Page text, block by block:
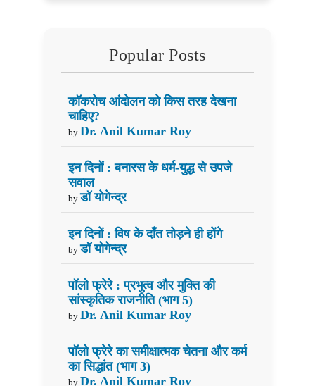
Popular Posts
कॉकरोच आंदोलन को किस तरह देखना
चाहिए?
by Dr. Anil Kumar Roy
इन दिनों : बनारस के धर्म-युद्ध से उपजे
सवाल
by डॉ योगेन्द्र
इन दिनों : विष के दाँत तोड़ने ही होंगे
by डॉ योगेन्द्र
पॉलो फ्रेरे : प्रभुत्व और मुक्ति की
सांस्कृतिक राजनीति (भाग 5)
by Dr. Anil Kumar Roy
पॉलो फ्रेरे का समीक्षात्मक चेतना और कर्म
का सिद्धांत (भाग 3)
by Dr. Anil Kumar Roy